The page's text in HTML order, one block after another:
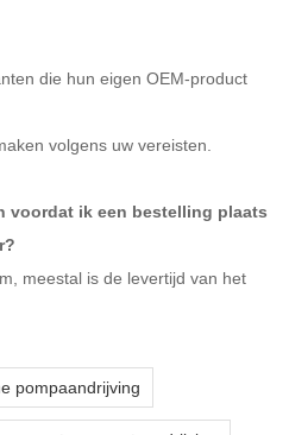
die hun eigen OEM-product
volgens uw vereisten.
voordat ik een bestelling plaats
meestal is de levertijd van het
pompaandrijving